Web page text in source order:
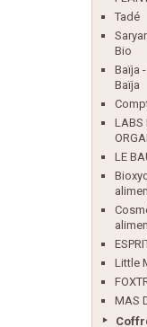
Tadé
Bio
Baïja
Baïja
LABS
LE
Little
MAS